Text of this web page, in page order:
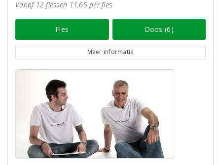
Vanaf 12 flessen 11,65 per fles
Fles Doos (6)
Meer informatie